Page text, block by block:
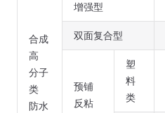
合成
高
分子
类
防水
增强型
双面复合型
预铺
反粘
塑
料
类